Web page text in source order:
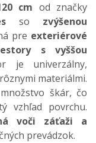
cm od značky
so zvýšenou
pre exteriérové
s vyššou
je univerzálny,
materiálmi.
škár, čo
vzhľad povrchu.
voči záťaži a
prevádzok.